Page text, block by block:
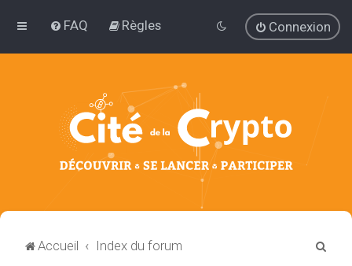
FAQ Règles Connexion
Accueil Index du forum